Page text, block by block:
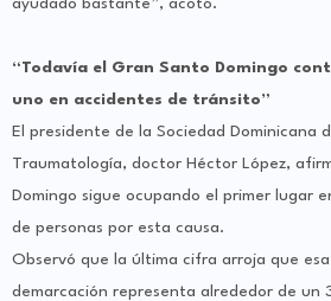
“Todavía el Gran Santo Domingo
uno en accidentes de tránsito”
El presidente de la Sociedad Dominicana
Traumatología, doctor Héctor López,
Domingo sigue ocupando el primer lugar
de personas por esta causa.
Observó que la última cifra arroja que
demarcación representa alrededor de un